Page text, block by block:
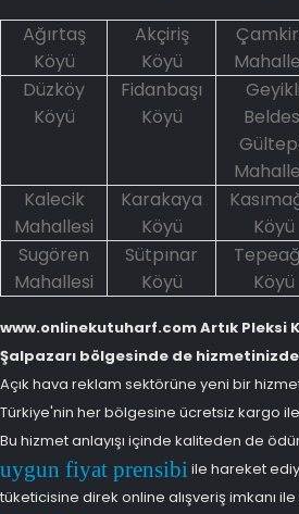
Ağırtaş
Köyü
Akçiriş
Köyü
Düzköy
Köyü
Fidanbaşı
Köyü
Geyikli
Kalecik
Mahallesi
Karakaya
Köyü
Köyü
Sugören
Mahallesi
Sütpınar
Köyü
Köyü
www.onlinekutuharf.com Artık Pleksi
Şalpazarı bölgesinde de hizmetinizde
Açık hava reklam sektörüne yeni bir
Türkiye'nin her bölgesine ücretsiz kargo
Bu hizmet anlayışı içinde kaliteden de
uygun fiyat prensibi ile hareket
tüketicisine direk online alışveriş imkanı